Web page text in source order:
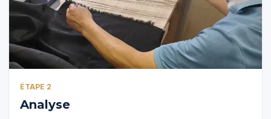
ÉTAPE 2
Analyse